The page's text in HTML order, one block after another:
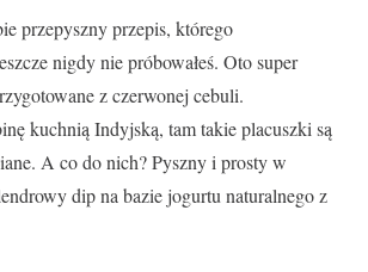
przepyszny przepis, którego
nigdy nie próbowałeś. Oto super
z czerwonej cebuli.
kuchnią Indyjską, tam takie placuszki są
A co do nich? Pyszny i prosty w
dip na bazie jogurtu naturalnego z